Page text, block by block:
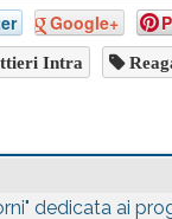
Google+
Intra
dedicata ai